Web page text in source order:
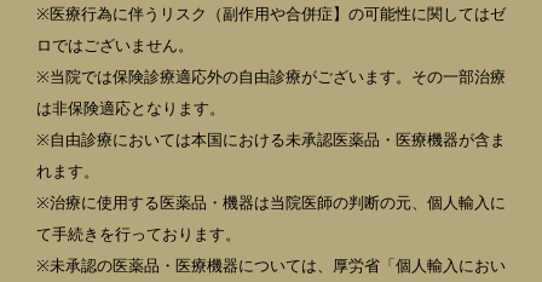
※医療行為に伴うリスク（副作用や合併症】の可能性に関してはゼ
ロではございません。
※当院では保険診療適応外の自由診療がございます。その一部治療
は非保険適応となります。
※自由診療においては本国における未承認医薬品・医療機器が含ま
れます。
※治療に使用する医薬品・機器は当院医師の判断の元、個人輸入に
て手続きを行っております。
※未承認の医薬品・医療機器については、厚労省「個人輸入におい